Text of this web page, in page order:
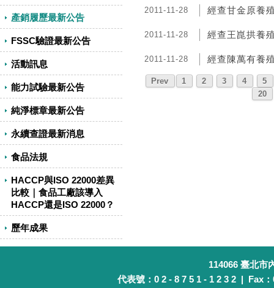
產銷履歷最新公告
FSSC驗證最新公告
活動訊息
能力試驗最新公告
純淨標章最新公告
永續查證最新消息
食品法規
HACCP與ISO 22000差異
比較｜食品工廠該導入
HACCP還是ISO 22000？
歷年成果
2011-11-28 經查甘金原養
2011-11-28 經查王崑拱養
2011-11-28 經查陳萬有養
Prev 1 2 3 4
5
20
114066 臺北市
代表號：0 2 - 8 7 5 1 - 1 2 3 2 | Fax